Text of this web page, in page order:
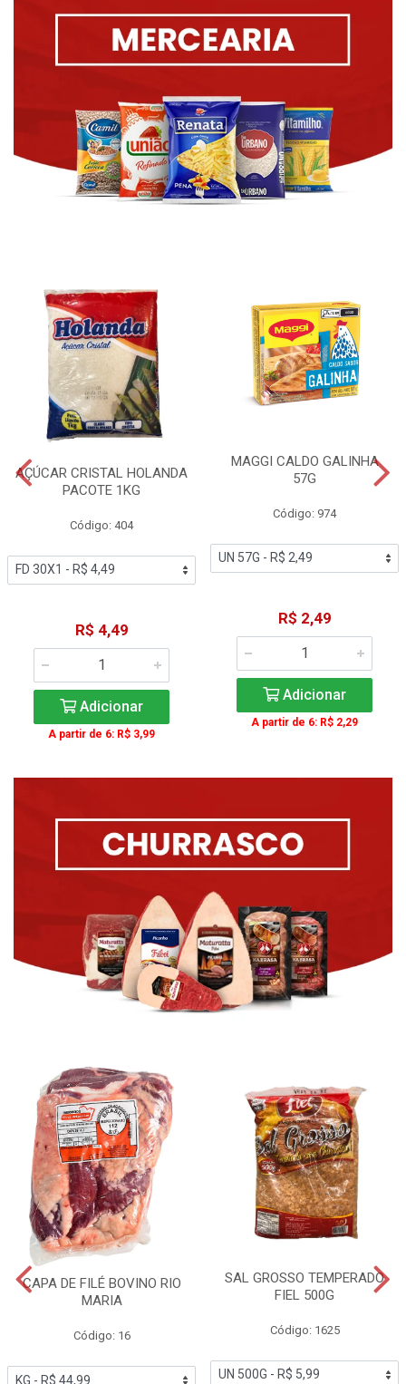
AÇÚCAR CRISTAL HOLANDA
PACOTE 1KG
Código: 404
R$ 4,49
Adicionar
A partir de 6: R$ 3,99
MAGGI CALDO GALINHA
57G
Código: 974
R$ 2,49
Adicionar
A partir de 6: R$ 2,29
CAPA DE FILÉ BOVINO RIO
MARIA
Código: 16
SAL GROSSO TEMPERADO
FIEL 500G
Código: 1625